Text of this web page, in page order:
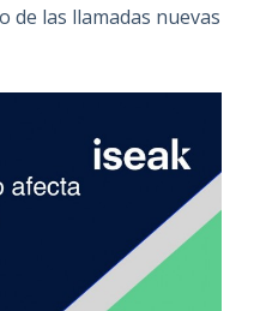
de las llamadas nuevas